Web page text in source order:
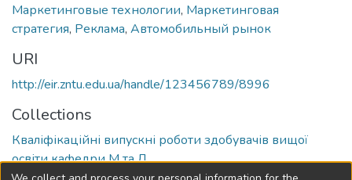
Маркетинговые технологии, Маркетинговая
стратегия, Реклама, Автомобильный рынок
URI
http://eir.zntu.edu.ua/handle/123456789/8996
Collections
Кваліфікаційні випускні роботи здобувачів вищої
освіти кафедри М та Л